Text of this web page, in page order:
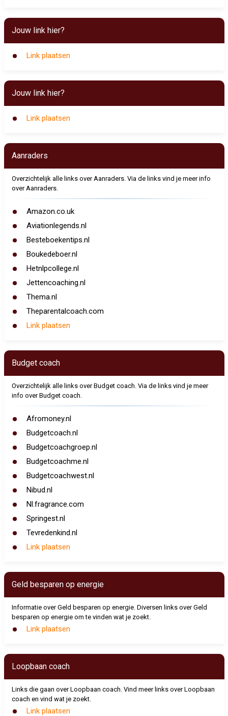
Jouw link hier?
Link plaatsen
Jouw link hier?
Link plaatsen
Aanraders
Overzichtelijk alle links over Aanraders. Via de links vind je meer info
over Aanraders.
Amazon.co.uk
Aviationlegends.nl
Besteboekentips.nl
Boukedeboer.nl
Hetnlpcollege.nl
Jettencoaching.nl
Thema.nl
Theparentalcoach.com
Link plaatsen
Budget coach
Overzichtelijk alle links over Budget coach. Via de links vind je meer
info over Budget coach.
Afromoney.nl
Budgetcoach.nl
Budgetcoachgroep.nl
Budgetcoachme.nl
Budgetcoachwest.nl
Nibud.nl
Nl.fragrance.com
Springest.nl
Tevredenkind.nl
Link plaatsen
Geld besparen op energie
Informatie over Geld besparen op energie. Diversen links over Geld
besparen op energie om te vinden wat je zoekt.
Link plaatsen
Loopbaan coach
Links die gaan over Loopbaan coach. Vind meer links over Loopbaan
coach en vind wat je zoekt.
Link plaatsen